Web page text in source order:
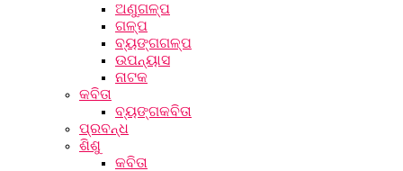
ଅଣୁଗଳ୍ପ
ଗଳ୍ପ
ବ୍ୟଙ୍ଗଗଳ୍ପ
ଉପନ୍ୟାସ
ନାଟକ
କବିତା
ବ୍ୟଙ୍ଗକବିତା
ପ୍ରବନ୍ଧ
ଶିଶୁ
କବିତା